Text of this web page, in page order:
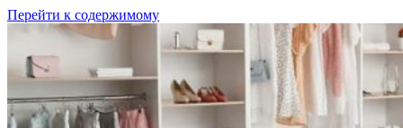
Перейти к содержимому